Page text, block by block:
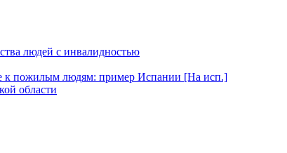
людей с инвалидностью
к пожилым людям: пример Испании [На исп.]
области